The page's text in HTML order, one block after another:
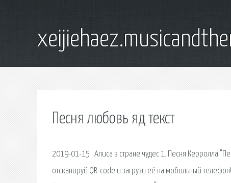
Песня любовь яд текст
2019-01-15 · Алиса в стране чудес 1. Песня Керролла
отсканируй QR-code и загрузи её на мобильный